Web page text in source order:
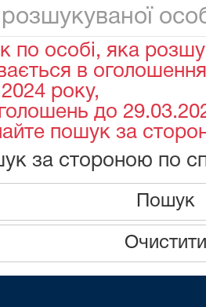
по особі, яка
в
року,
до
пошук за
за стороною по
Пошук
Очистити